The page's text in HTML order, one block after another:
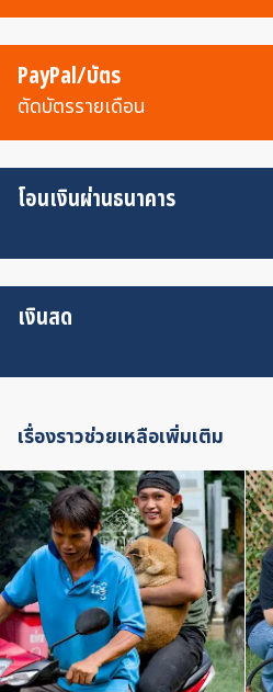
PayPal/บัตร
ตัดบัตรรายเดือน
โอนเงินผ่านธนาคาร
เงินสด
เรื่องราวช่วยเหลือเพิ่มเติม